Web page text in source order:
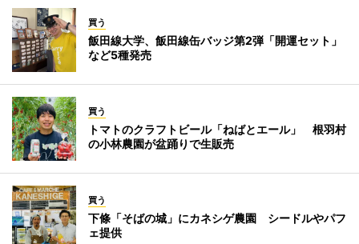
買う
飯田線大学、飯田線缶バッジ第2弾「開運セット」
など5種発売
買う
トマトのクラフトビール「ねばとエール」 根羽村
の小林農園が盆踊りで生販売
買う
下條「そばの城」にカネシゲ農園 シードルやパフ
ェ提供